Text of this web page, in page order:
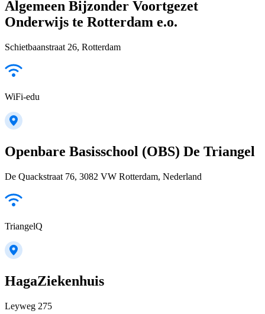
Algemeen Bijzonder Voortgezet
Onderwijs te Rotterdam e.o.
Schietbaanstraat 26, Rotterdam
WiFi-edu
Openbare Basisschool (OBS) De Triangel
De Quackstraat 76, 3082 VW Rotterdam, Nederland
TriangelQ
HagaZiekenhuis
Leyweg 275